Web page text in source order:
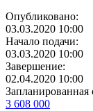
Опубликовано:
03.03.2020 10:00
Начало подачи:
03.03.2020 10:00
Завершение:
02.04.2020 10:00
Запланированная
3 608 000